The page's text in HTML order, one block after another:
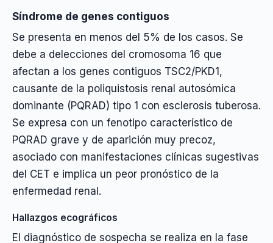
Síndrome de genes contiguos
Se presenta en menos del 5% de los casos. Se
debe a delecciones del cromosoma 16 que
afectan a los genes contiguos TSC2/PKD1,
causante de la poliquistosis renal autosómica
dominante (PQRAD) tipo 1 con esclerosis tuberosa.
Se expresa con un fenotipo característico de
PQRAD grave y de aparición muy precoz,
asociado con manifestaciones clínicas sugestivas
del CET e implica un peor pronóstico de la
enfermedad renal.
Hallazgos ecográficos
El diagnóstico de sospecha se realiza en la fase